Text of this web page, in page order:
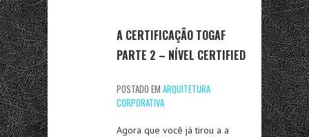
A CERTIFICAÇÃO TOGAF
PARTE 2 – NÍVEL CERTIFIED
POSTADO EM ARQUITETURA
CORPORATIVA
Agora que você já tirou a a